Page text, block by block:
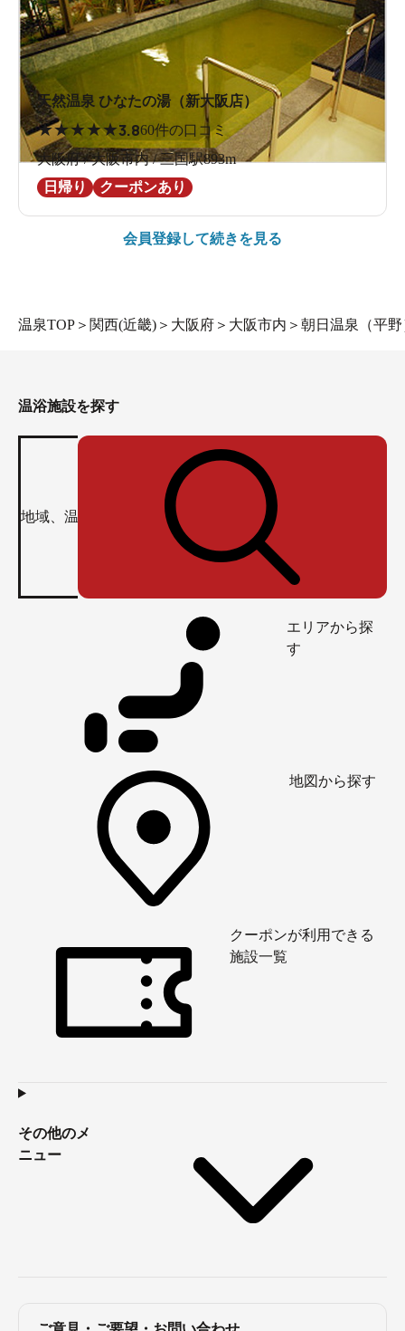
天然温泉 ひなたの湯（新大阪店）
★★★★★3.860件の口コミ
大阪府 / 大阪市内 / 三国駅893m
日帰り
クーポンあり
会員登録して続きを見る
温泉TOP ＞ 関西(近畿) ＞ 大阪府 ＞ 大阪市内 ＞ 朝日温泉（平野
温浴施設を探す
エリアから探
す
地図から探す
クーポンが利用できる
施設一覧
その他のメ
ニュー